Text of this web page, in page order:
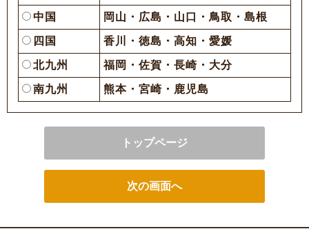
中国 岡山・広島・山口・鳥取・島根
四国 香川・徳島・高知・愛媛
北九州 福岡・佐賀・長崎・大分
南九州 熊本・宮崎・鹿児島